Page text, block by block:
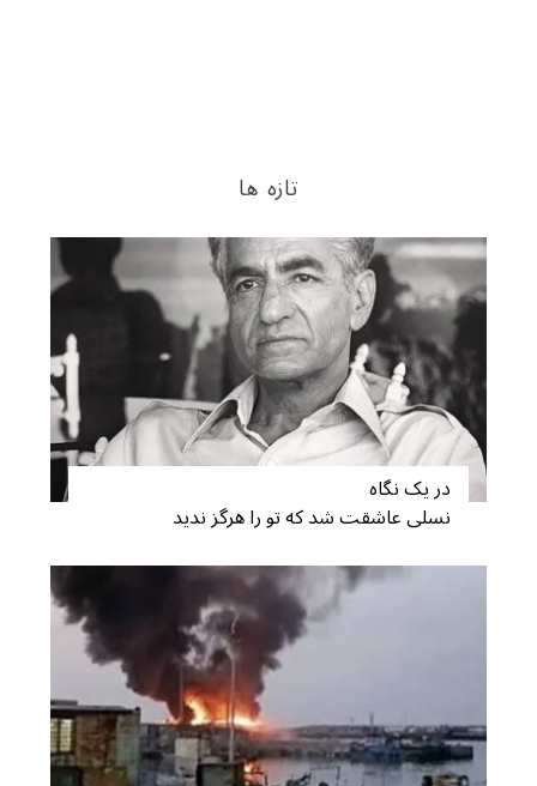
تازه ها
در یک نگاه
نسلی عاشقت شد که تو را هرگز ندید
S
e
a
r
c
h
f
o
r